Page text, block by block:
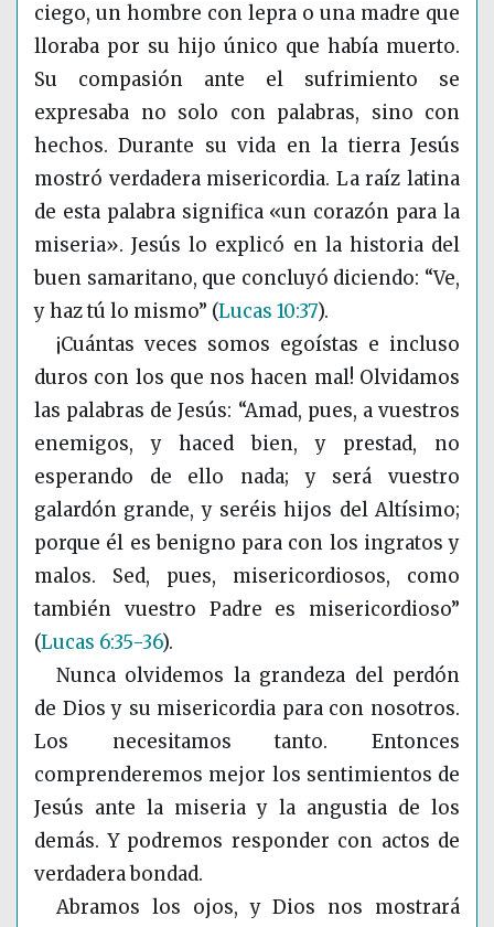
ciego, un hombre con lepra o una madre que
lloraba por su hijo único que había muerto.
Su compasión ante el sufrimiento se
expresaba no solo con palabras, sino con
hechos. Durante su vida en la tierra Jesús
mostró verdadera misericordia. La raíz latina
de esta palabra significa «un corazón para la
miseria». Jesús lo explicó en la historia del
buen samaritano, que concluyó diciendo: “Ve,
y haz tú lo mismo” (Lucas 10:37).
¡Cuántas veces somos egoístas e incluso
duros con los que nos hacen mal! Olvidamos
las palabras de Jesús: “Amad, pues, a vuestros
enemigos, y haced bien, y prestad, no
esperando de ello nada; y será vuestro
galardón grande, y seréis hijos del Altísimo;
porque él es benigno para con los ingratos y
malos. Sed, pues, misericordiosos, como
también vuestro Padre es misericordioso”
(Lucas 6:35-36).
Nunca olvidemos la grandeza del perdón
de Dios y su misericordia para con nosotros.
Los necesitamos tanto. Entonces
comprenderemos mejor los sentimientos de
Jesús ante la miseria y la angustia de los
demás. Y podremos responder con actos de
verdadera bondad.
Abramos los ojos, y Dios nos mostrará